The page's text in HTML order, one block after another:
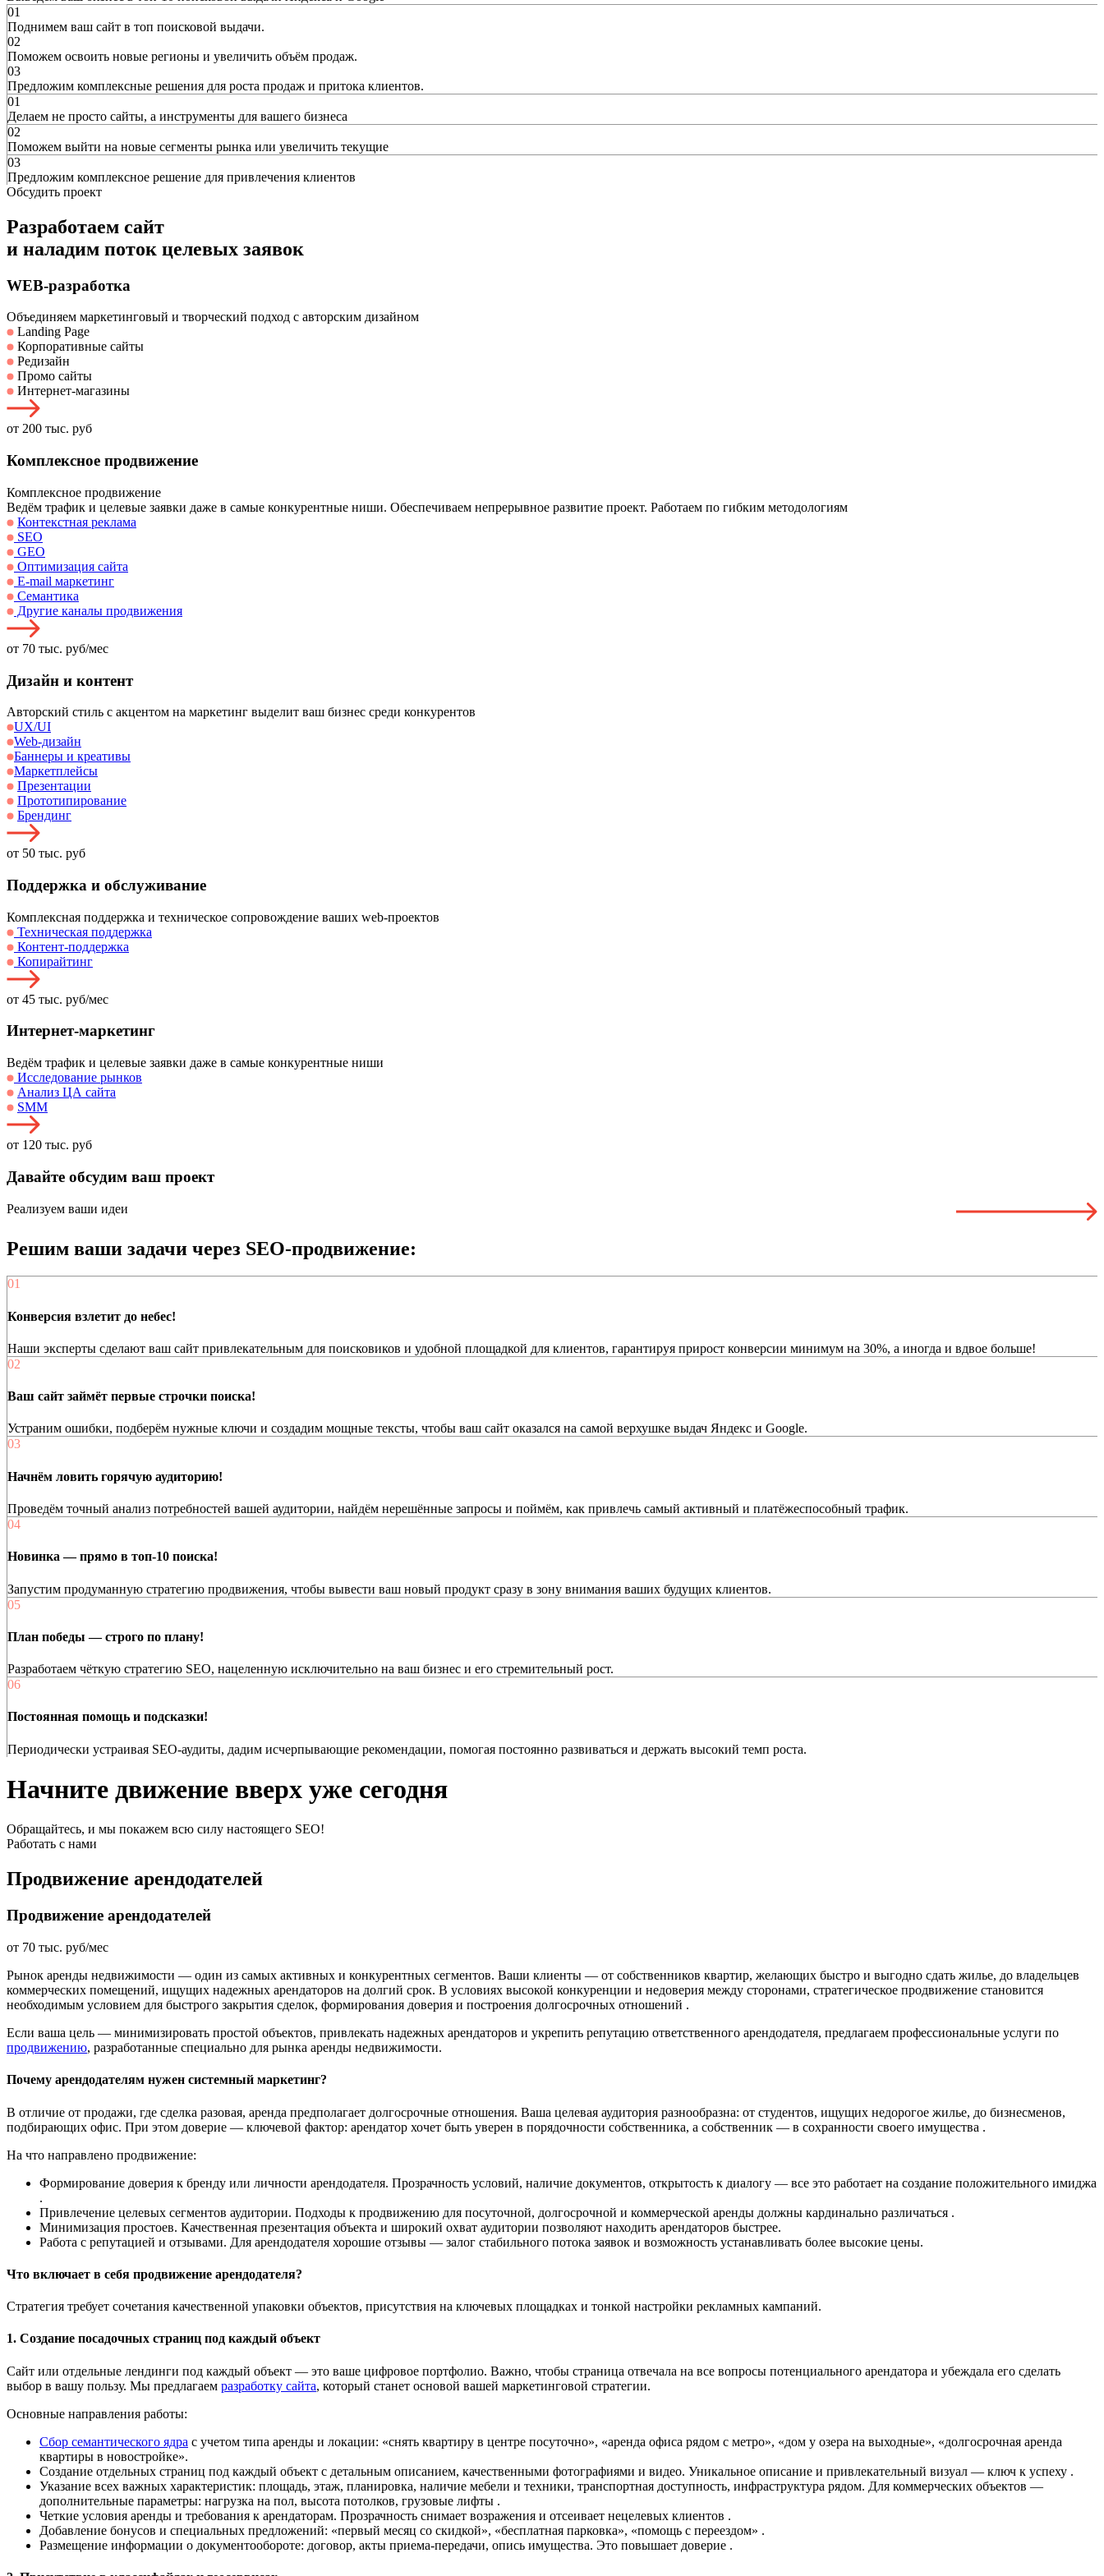
01
Поднимем ваш сайт в топ поисковой выдачи.
02
Поможем освоить новые регионы и увеличить объём продаж.
03
Предложим комплексные решения для роста продаж и притока клиентов.
01
Делаем не просто сайты, а инструменты для вашего бизнеса
02
Поможем выйти на новые сегменты рынка или увеличить текущие
03
Предложим комплексное решение для привлечения клиентов
Обсудить проект
Разработаем сайт
и наладим поток целевых заявок
WEB-разработка
Объединяем маркетинговый и творческий подход с авторским дизайном
Landing Page
Корпоративные сайты
Редизайн
Промо сайты
Интернет-магазины
от 200 тыс. руб
Комплексное продвижение
Комплексное продвижение
Ведём трафик и целевые заявки даже в самые конкурентные ниши. Обеспечиваем непрерывное развитие проект. Работаем по гибким методологиям
Контекстная реклама
SEO
GEO
Оптимизация сайта
E-mail маркетинг
Семантика
Другие каналы продвижения
от 70 тыс. руб/мес
Дизайн и контент
Авторский стиль с акцентом на маркетинг выделит ваш бизнес среди конкурентов
UX/UI
Web-дизайн
Баннеры и креативы
Маркетплейсы
Презентации
Прототипирование
Брендинг
от 50 тыс. руб
Поддержка и обслуживание
Комплексная поддержка и техническое сопровождение ваших web-проектов
Техническая поддержка
Контент-поддержка
Копирайтинг
от 45 тыс. руб/мес
Интернет-маркетинг
Ведём трафик и целевые заявки даже в самые конкурентные ниши
Исследование рынков
Анализ ЦА сайта
SMM
от 120 тыс. руб
Давайте обсудим ваш проект
Реализуем ваши идеи
Решим ваши задачи через SEO-продвижение:
01
Конверсия взлетит до небес!
Наши эксперты сделают ваш сайт привлекательным для поисковиков и удобной площадкой для клиентов, гарантируя прирост конверсии минимум на 30%, а иногда и вдвое больше!
02
Ваш сайт займёт первые строчки поиска!
Устраним ошибки, подберём нужные ключи и создадим мощные тексты, чтобы ваш сайт оказался на самой верхушке выдач Яндекс и Google.
03
Начнём ловить горячую аудиторию!
Проведём точный анализ потребностей вашей аудитории, найдём нерешённые запросы и поймём, как привлечь самый активный и платёжеспособный трафик.
04
Новинка — прямо в топ-10 поиска!
Запустим продуманную стратегию продвижения, чтобы вывести ваш новый продукт сразу в зону внимания ваших будущих клиентов.
05
План победы — строго по плану!
Разработаем чёткую стратегию SEO, нацеленную исключительно на ваш бизнес и его стремительный рост.
06
Постоянная помощь и подсказки!
Периодически устраивая SEO-аудиты, дадим исчерпывающие рекомендации, помогая постоянно развиваться и держать высокий темп роста.
Начните движение вверх уже сегодня
Обращайтесь, и мы покажем всю силу настоящего SEO!
Работать с нами
Продвижение арендодателей
Продвижение арендодателей
от 70 тыс. руб/мес
Рынок аренды недвижимости — один из самых активных и конкурентных сегментов. Ваши клиенты — от собственников квартир, желающих быстро и выгодно сдать жилье, до владельцев
коммерческих помещений, ищущих надежных арендаторов на долгий срок. В условиях высокой конкуренции и недоверия между сторонами, стратегическое продвижение становится
необходимым условием для быстрого закрытия сделок, формирования доверия и построения долгосрочных отношений .
Если ваша цель — минимизировать простой объектов, привлекать надежных арендаторов и укрепить репутацию ответственного арендодателя, предлагаем профессиональные услуги по
продвижению, разработанные специально для рынка аренды недвижимости.
Почему арендодателям нужен системный маркетинг?
В отличие от продажи, где сделка разовая, аренда предполагает долгосрочные отношения. Ваша целевая аудитория разнообразна: от студентов, ищущих недорогое жилье, до бизнесменов,
подбирающих офис. При этом доверие — ключевой фактор: арендатор хочет быть уверен в порядочности собственника, а собственник — в сохранности своего имущества .
На что направлено продвижение:
Формирование доверия к бренду или личности арендодателя. Прозрачность условий, наличие документов, открытость к диалогу — все это работает на создание положительного имиджа
.
Привлечение целевых сегментов аудитории. Подходы к продвижению для посуточной, долгосрочной и коммерческой аренды должны кардинально различаться .
Минимизация простоев. Качественная презентация объекта и широкий охват аудитории позволяют находить арендаторов быстрее.
Работа с репутацией и отзывами. Для арендодателя хорошие отзывы — залог стабильного потока заявок и возможность устанавливать более высокие цены.
Что включает в себя продвижение арендодателя?
Стратегия требует сочетания качественной упаковки объектов, присутствия на ключевых площадках и тонкой настройки рекламных кампаний.
1. Создание посадочных страниц под каждый объект
Сайт или отдельные лендинги под каждый объект — это ваше цифровое портфолио. Важно, чтобы страница отвечала на все вопросы потенциального арендатора и убеждала его сделать
выбор в вашу пользу. Мы предлагаем разработку сайта, который станет основой вашей маркетинговой стратегии.
Основные направления работы:
Сбор семантического ядра с учетом типа аренды и локации: «снять квартиру в центре посуточно», «аренда офиса рядом с метро», «дом у озера на выходные», «долгосрочная аренда
квартиры в новостройке».
Создание отдельных страниц под каждый объект с детальным описанием, качественными фотографиями и видео. Уникальное описание и привлекательный визуал — ключ к успеху .
Указание всех важных характеристик: площадь, этаж, планировка, наличие мебели и техники, транспортная доступность, инфраструктура рядом. Для коммерческих объектов —
дополнительные параметры: нагрузка на пол, высота потолков, грузовые лифты .
Четкие условия аренды и требования к арендаторам. Прозрачность снимает возражения и отсеивает нецелевых клиентов .
Добавление бонусов и специальных предложений: «первый месяц со скидкой», «бесплатная парковка», «помощь с переездом» .
Размещение информации о документообороте: договор, акты приема-передачи, опись имущества. Это повышает доверие .